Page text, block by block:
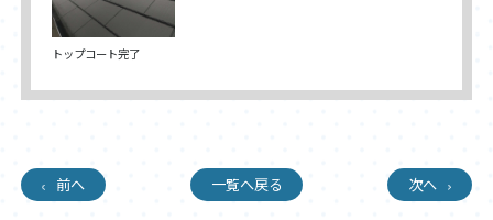
トップコート完了
前へ 一覧へ戻る 次へ